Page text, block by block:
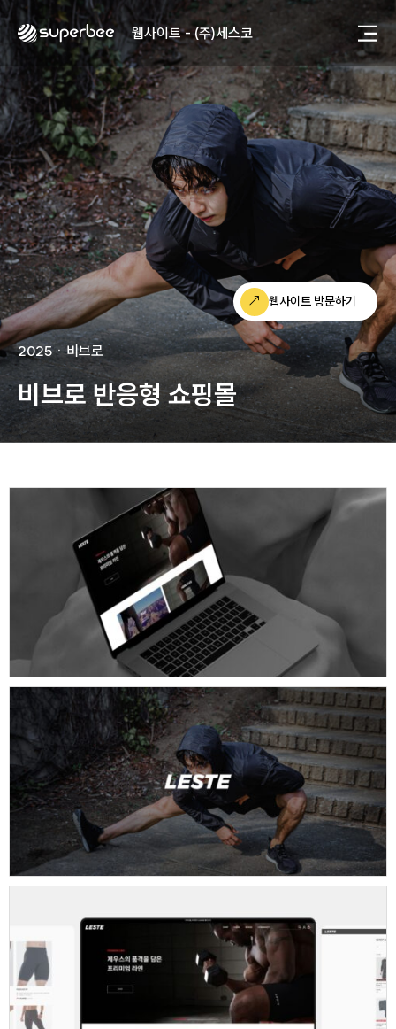
사진, 광고디자인 - (주)광주요
웹사이트 - (주)세스코
제품디자인 - 삼성전자㈜
동영상, CI - 카피어랜드㈜
동영상, 홈페이지 - (주)분독
동영상, 카탈로그 - 피자마루
웹사이트 - 백조씽크
사진, 광고디자인 - 중외제약
패키지, 디자인 - 고려은단
동영상 - (주)듀오백
동영상 - ㈜고피자
동영상 - 모모스커피㈜
동영상 - 삼양홀딩스
동영상 - 킷캣
사진, 광고디자인 - (주)화요
사진, 광고디자인 - (주)광주요
웹사이트 - (주)세스코
제품디자인 - 삼성전자㈜
동영상, CI - 카피어랜드㈜
동영상, 홈페이지 - (주)분독
동영상, 카탈로그 - 피자마루
패키지, 디자인 - 고려은단
동영상 - (주)듀오백
동영상 - ㈜고피자
동영상 - 모모스커피㈜
동영상 - 삼양홀딩스
동영상 - 킷캣
웹사이트 방문하기
2025ㆍ비브로
비브로 반응형 쇼핑몰